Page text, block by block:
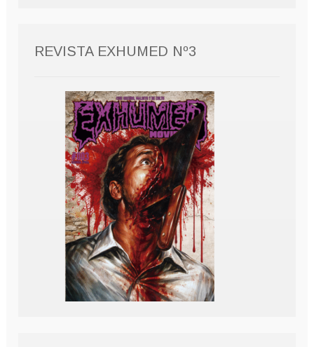
REVISTA EXHUMED Nº3